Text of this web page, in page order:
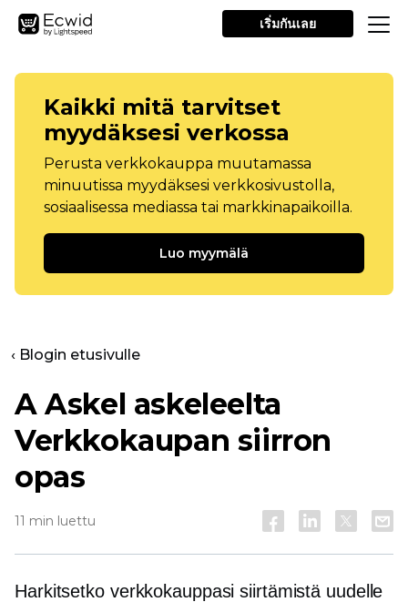
เริ่มกันเลย
Kaikki mitä tarvitset
myydäksesi verkossa
Perusta verkkokauppa muutamassa
minuutissa myydäksesi verkkosivustolla,
sosiaalisessa mediassa tai markkinapaikoilla.
Luo myymälä
‹ Blogin etusivulle
AAskel askeleelta
Verkkokaupan siirron
opas
11 min luettu
Harkitsetko verkkokauppasi siirtämistä uudelle